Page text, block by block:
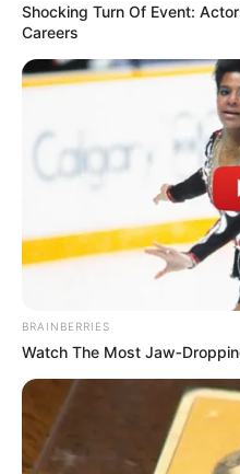
Die Burgen, Festungen,
Umkreis von Bad
Naturpark Frankenhöhe,
schönsten Schlösser in
Burgen in Deutschland.
Regionen sind außerdem
Klöster und Abteienzu
sicher die Geschichte, wie
Shocking Turn Of Event:
Careers
BRAINBERRIES
Watch The Most